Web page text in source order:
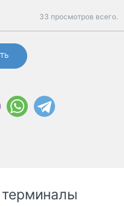
33 просмотров всего.